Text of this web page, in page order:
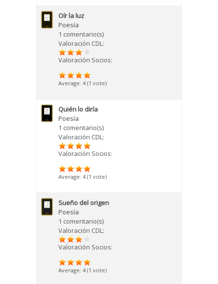
Oír la luz
Poesía
1 comentario(s)
Valoración CDL:
Valoración Socios:
Average: 4 (1 vote)
Quién lo diría
Poesía
1 comentario(s)
Valoración CDL:
Valoración Socios:
Average: 4 (1 vote)
Sueño del origen
Poesía
1 comentario(s)
Valoración CDL:
Valoración Socios:
Average: 4 (1 vote)